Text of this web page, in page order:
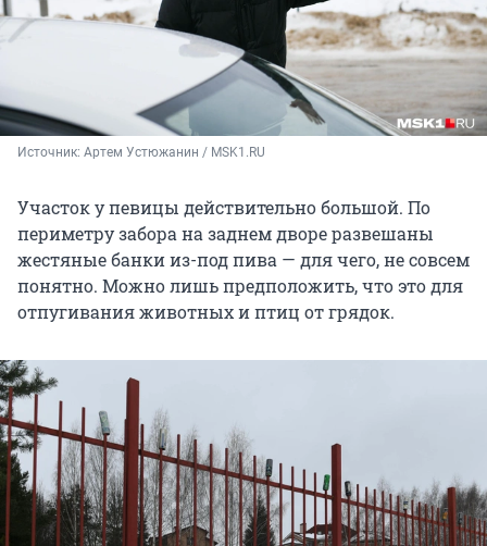
Источник: Артем Устюжанин / MSK1.RU
Участок у певицы действительно большой. По
периметру забора на заднем дворе развешаны
жестяные банки из-под пива — для чего, не совсем
понятно. Можно лишь предположить, что это для
отпугивания животных и птиц от грядок.